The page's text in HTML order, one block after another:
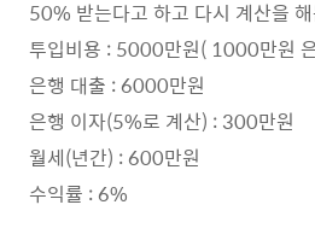
50% 받는다고 하고 다시 계산을
투입비용 : 5000만원( 1000만원
은행 대출 : 6000만원
은행 이자(5%로 계산) : 300만원
월세(년간) : 600만원
수익률 : 6%